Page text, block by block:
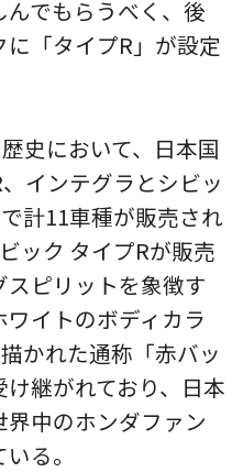
でもらうべく、後
「タイプR」が設定
史において、日本国
インテグラとシビッ
計11車種が販売され
ック タイプRが販売
ピリットを象徴す
イトのボディカラ
かれた通称「赤バッ
継がれており、日本
中のホンダファン
る。